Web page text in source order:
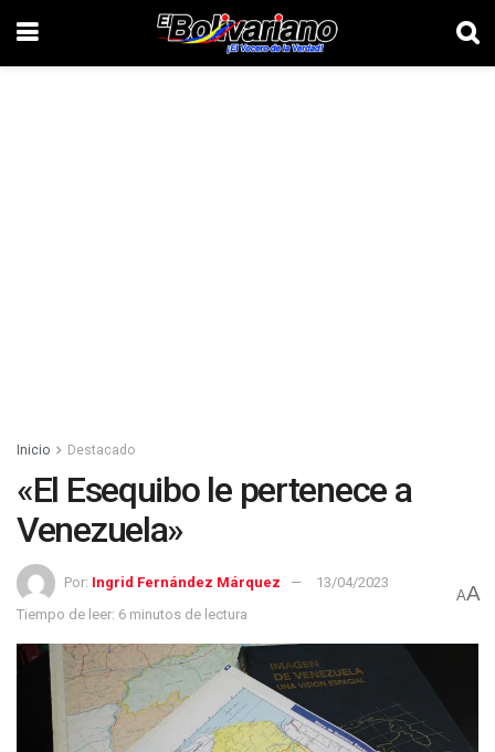
Inicio Destacado
«El Esequibo le pertenece a
Venezuela»
Por: Ingrid Fernández Márquez
13/04/2023
Tiempo de leer: 6 minutos de lectura
AA